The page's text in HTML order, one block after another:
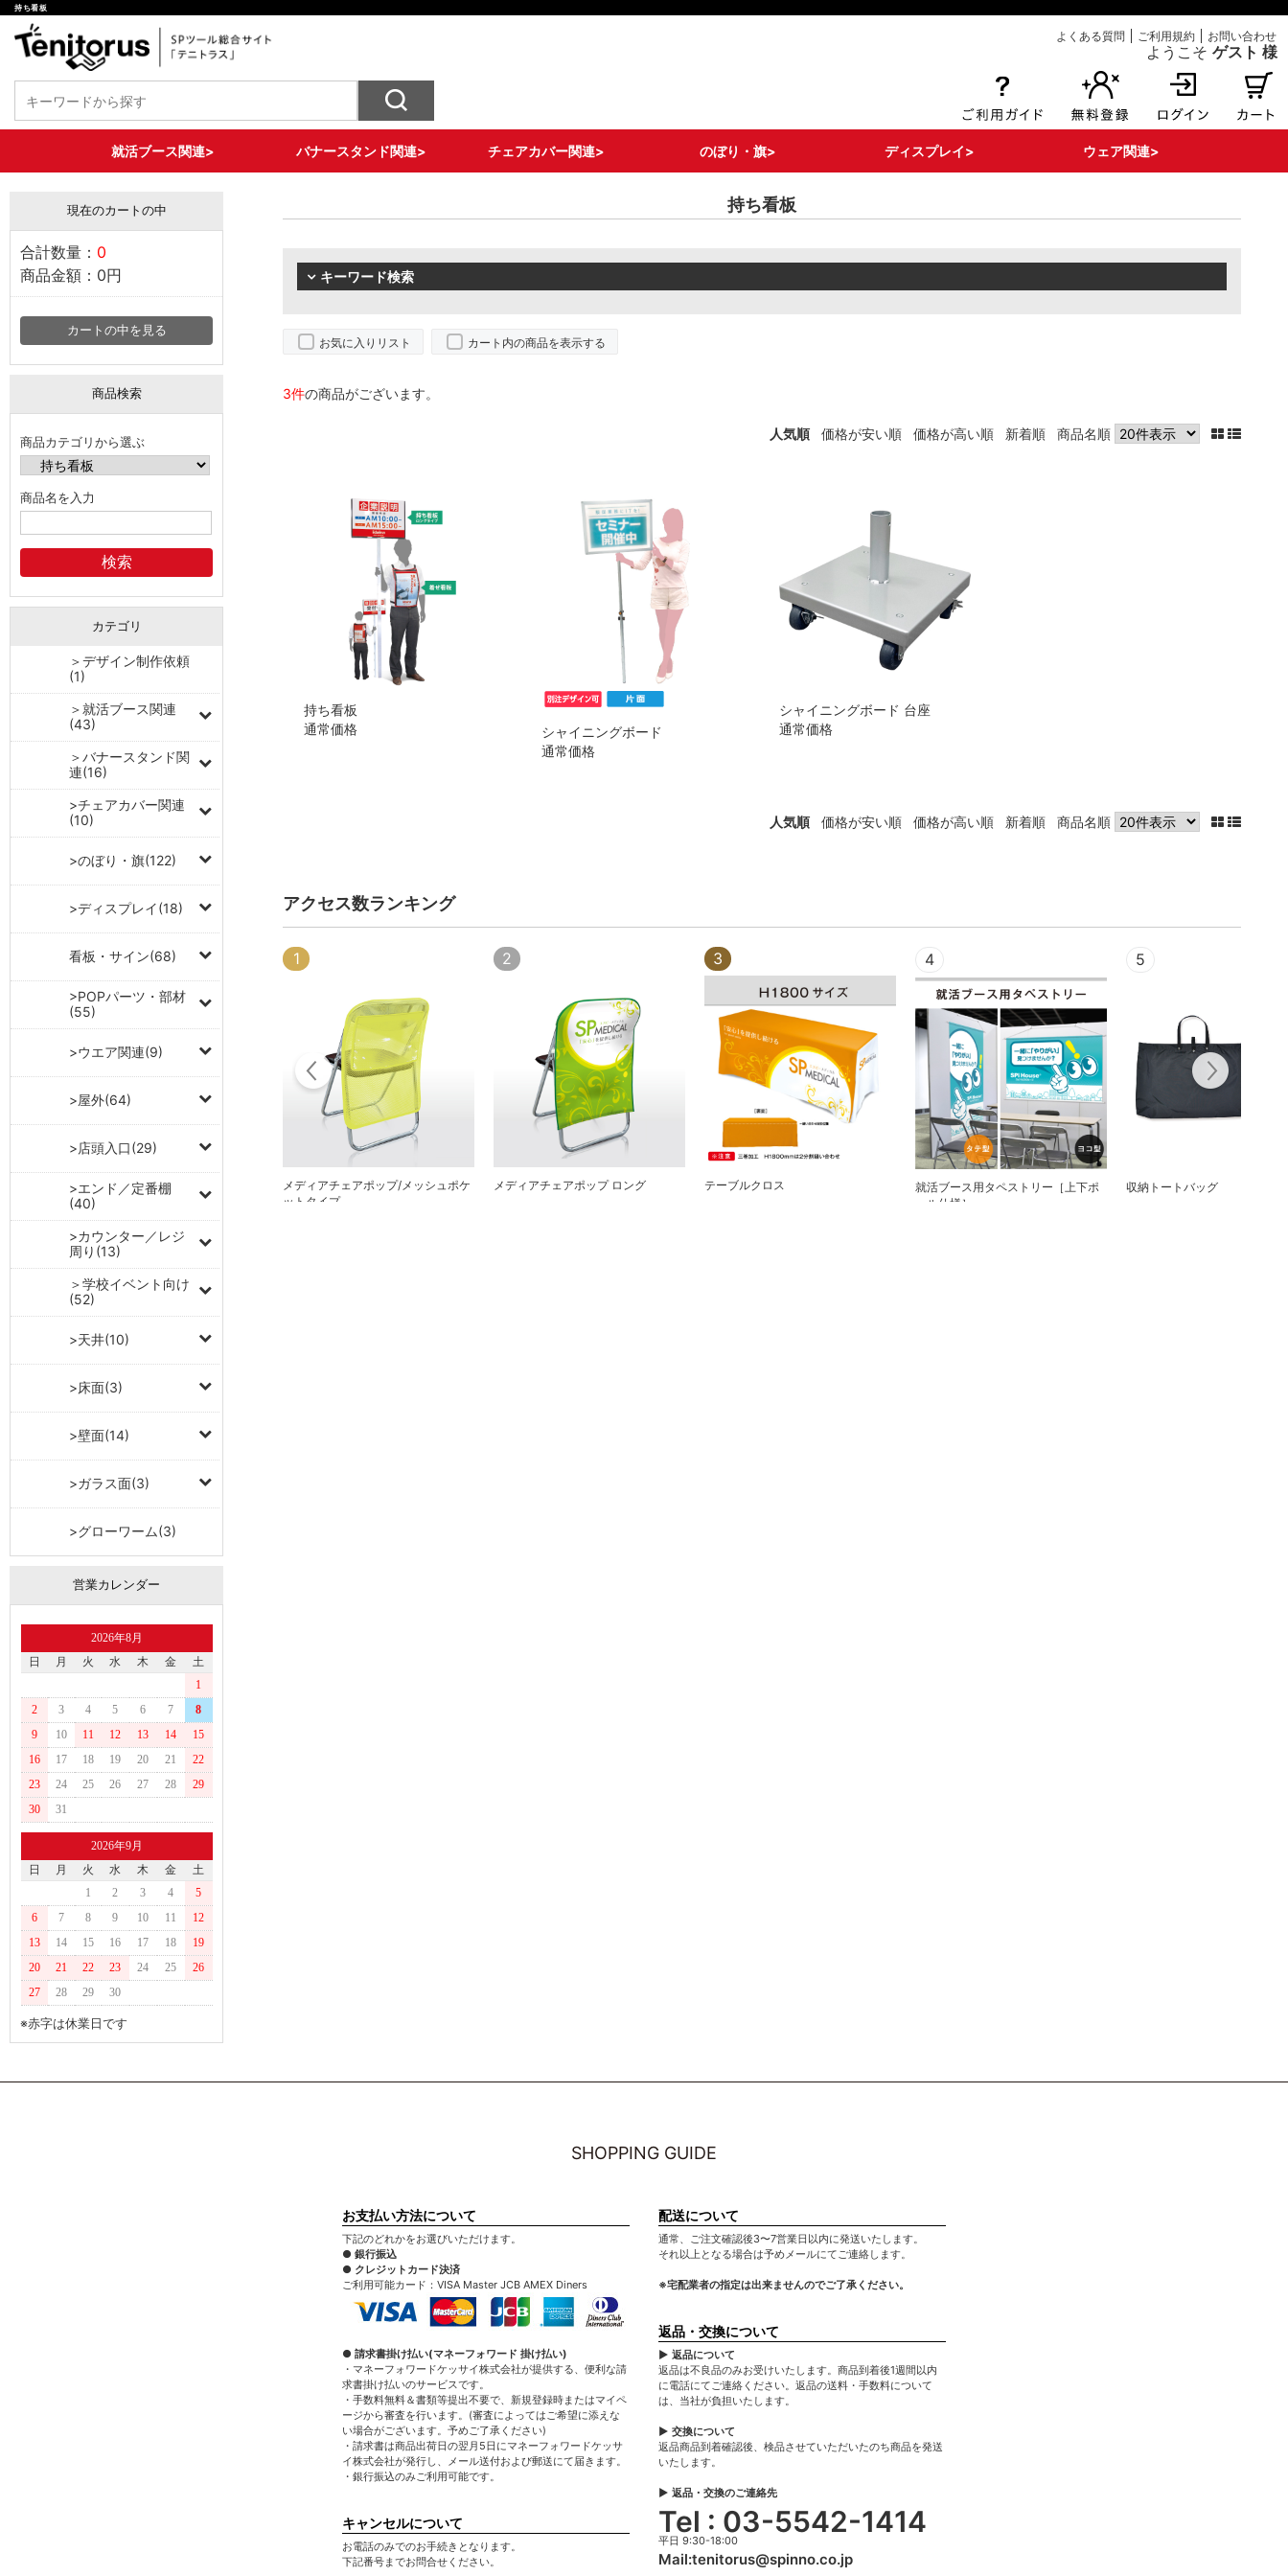
持ち看板
よくある質問 ご利用規約 お問い合わせ
ようこそ ゲスト 様
就活ブース関連> バナースタンド関連> チェアカバー関連>
プ
のぼり・旗>
ストリームフラッグ
グランドバナー
フィッシュバナー
その他 変形のぼり
通常のぼり各種
既製デザインのぼり
キャリーのぼり/タペ
ストリー
旗備品/部材
ディスプレイ> ウェア関連>
現在のカートの中
合計数量： 0
商品金額： 0円
カートの中を見る
商品検索
商品カテゴリから選ぶ
商品名を入力
カテゴリ
＞デザイン制作依頼
(1)
＞就活ブース関連
(43)
＞バナースタンド関
連(16)
>チェアカバー関連
(10)
>のぼり・旗(122)
>ディスプレイ(18)
看板・サイン(68)
>POPパーツ・部材
(55)
>ウエア関連(9)
>屋外(64)
>店頭入口(29)
>エンド／定番棚
(40)
>カウンター／レジ
周り(13)
＞学校イベント向け
(52)
>天井(10)
>床面(3)
>壁面(14)
>ガラス面(3)
>グローワーム(3)
営業カレンダー
2026年8月
日
月 火 水 木 金
土
1
2
3 4 5 6 7
8
9
10 11 12 13 14
15
16
17 18 19 20 21
22
23
24 25 26 27 28
29
30
31
2026年9月
日
月 火 水 木 金
土
1
2 3 4
5
6
7 8 9 10 11
12
13
14 15 16 17 18
19
20
21 22 23 24 25
26
27
28 29 30
※赤字は休業日です
持ち看板
キーワード検索
お気に入りリスト カート内の商品を表示する
3件の商品がございます。
人気順 価格が安い順 価格が高い順 新着順 商品名順
持ち看板
通常価格
シャイニングボード
通常価格
シャイニングボード 台座
通常価格
人気順 価格が安い順 価格が高い順 新着順 商品名順
アクセス数ランキング
8
パーテーションフック
1
メディアチェアポップ/メッシュポケ
ットタイプ
2
メディアチェアポップ ロング
3
テーブルクロス
4
就活ブース用タペストリー［上下ポ
ール仕様］
5
収納トートバッグ
SHOPPING GUIDE
お支払い方法について
下記のどれかをお選びいただけます。
● 銀行振込
● クレジットカード決済
ご利用可能カード：VISA Master JCB AMEX Diners
● 請求書掛け払い(マネーフォワード 掛け払い)
・マネーフォワードケッサイ株式会社が提供する、便利な請
求書掛け払いのサービスです。
・手数料無料＆書類等提出不要で、新規登録時またはマイペ
ージから審査を行います。(審査によってはご希望に添えな
い場合がございます。予めご了承ください)
・請求書は商品出荷日の翌月5日にマネーフォワードケッサ
イ株式会社が発行し、メール送付および郵送にて届きます。
・銀行振込のみご利用可能です。
キャンセルについて
お電話のみでのお手続きとなります。
下記番号までお問合せください。
配送について
通常、ご注文確認後3〜7営業日以内に発送いたします。
それ以上となる場合は予めメールにてご連絡します。
※宅配業者の指定は出来ませんのでご了承ください。
返品・交換について
▶ 返品について
返品は不良品のみお受けいたします。商品到着後1週間以内
に電話にてご連絡ください。返品の送料・手数料について
は、当社が負担いたします。
▶ 交換について
返品商品到着確認後、検品させていただいたのち商品を発送
いたします。
▶ 返品・交換のご連絡先
Tel : 03-5542-1414
平日 9:30-18:00
Mail:tenitorus@spinno.co.jp